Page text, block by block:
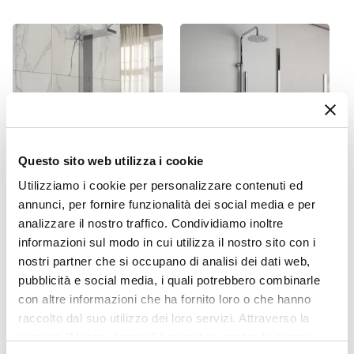
Questo sito web utilizza i cookie
Utilizziamo i cookie per personalizzare contenuti ed
annunci, per fornire funzionalità dei social media e per
analizzare il nostro traffico. Condividiamo inoltre
informazioni sul modo in cui utilizza il nostro sito con i
nostri partner che si occupano di analisi dei dati web,
pubblicità e social media, i quali potrebbero combinarle
con altre informazioni che ha fornito loro o che hanno
raccolto dal suo utilizzo dei loro servizi. Attraverso la
Maniglia
Colore Maniglie O Pomelli
Bianco
Installazione
Larghezza
55
Pannello doccia
idromassaggio squadrato
con cascata cervicale
idroterapia - Keen
€ 172,00
Sistema doccia da parete
con soffione doccino slim e
miscelatore a 2 uscite
cromato - Cartesio
€ 128,00